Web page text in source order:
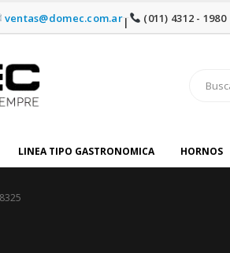
ventas@domec.com.ar| (011) 4312 - 1980
LINEA TIPO GASTRONOMICA HORNOS